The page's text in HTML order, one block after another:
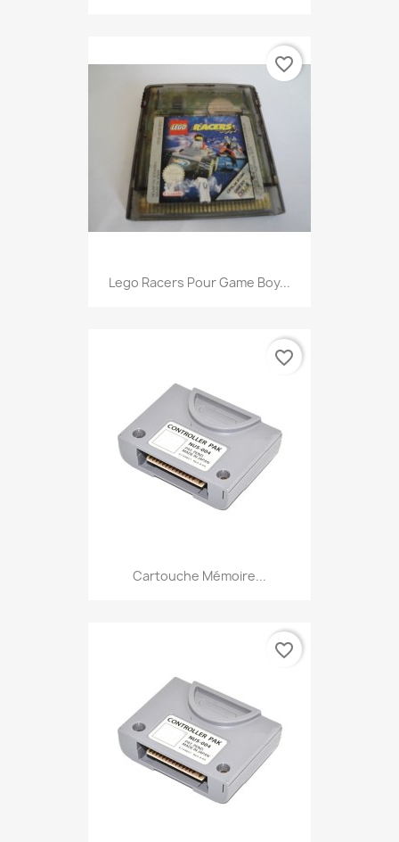
Lego Racers Pour Game Boy...
favorite_border
Cartouche Mémoire...
favorite_border
favorite_border